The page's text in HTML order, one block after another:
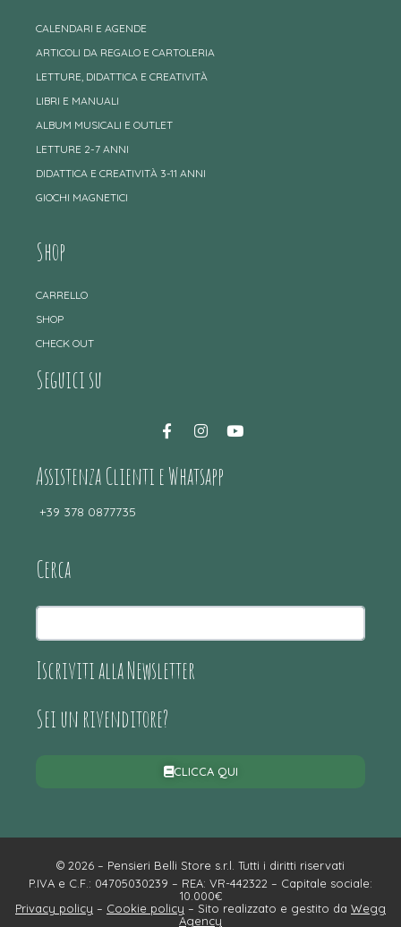
CALENDARI E AGENDE
ARTICOLI DA REGALO E CARTOLERIA
LETTURE, DIDATTICA E CREATIVITÀ
LIBRI E MANUALI
ALBUM MUSICALI E OUTLET
LETTURE 2-7 ANNI
DIDATTICA E CREATIVITÀ 3-11 ANNI
GIOCHI MAGNETICI
Shop
CARRELLO
SHOP
CHECK OUT
Seguici su
Assistenza Clienti e Whatsapp
+39 378 0877735
Cerca
Iscriviti alla Newsletter
Sei un rivenditore?
CLICCA QUI
© 2026 – Pensieri Belli Store s.r.l. Tutti i diritti riservati
P.IVA e C.F.: 04705030239 – REA: VR-442322 – Capitale sociale:
10.000€
Privacy policy – Cookie policy – Sito realizzato e gestito da Wegg
Agency